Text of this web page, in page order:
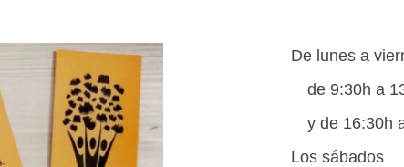
De lunes a
de 9:30h a
y de 16:30h
Los sábados